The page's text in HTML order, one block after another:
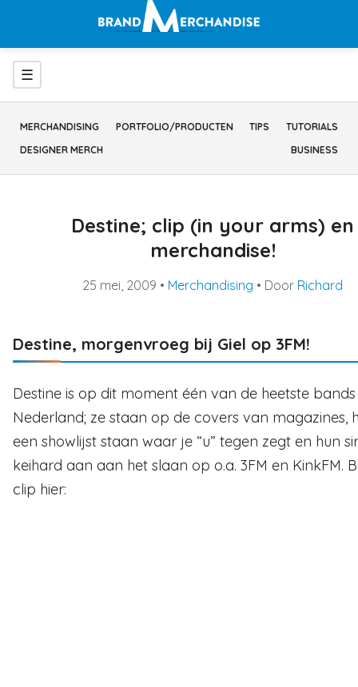
inhoud
Menu
☰
MERCHANDISING PORTFOLIO/PRODUCTEN TIPS
TUTORIALS
DESIGNER MERCH
BUSINESS
Destine; clip (in your arms) en
merchandise!
25 mei, 2009 • Merchandising • Door Richard
Destine, morgenvroeg bij Giel op 3FM!
Destine is op dit moment één van de heetste
Nederland; ze staan op de covers van magazines,
een showlijst staan waar je “u” tegen zegt en hun
keihard aan aan het slaan op o.a. 3FM en KinkFM.
clip hier: